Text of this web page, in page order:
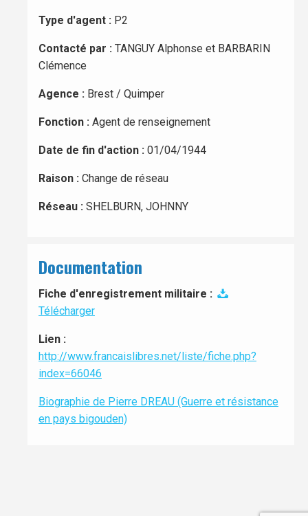
Type d'agent : P2
Contacté par : TANGUY Alphonse et BARBARIN
Clémence
Agence : Brest / Quimper
Fonction : Agent de renseignement
Date de fin d'action : 01/04/1944
Raison : Change de réseau
Réseau : SHELBURN, JOHNNY
Documentation
Fiche d'enregistrement militaire :
Télécharger
Lien :
http://www.francaislibres.net/liste/fiche.php?
index=66046
Biographie de Pierre DREAU (Guerre et résistance
en pays bigouden)